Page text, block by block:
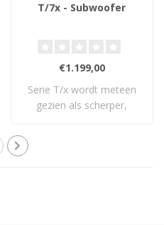
T/7x - Subwoofer
€1.199,00
Serie T/x wordt meteen
gezien als scherper,